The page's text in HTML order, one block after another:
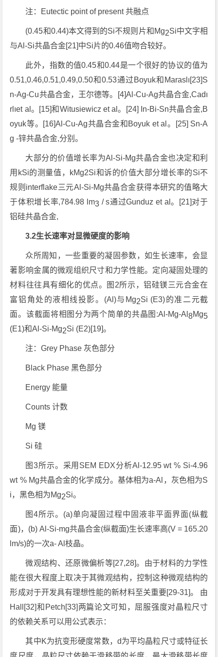
注：Eutectic point of present 共融点
(0.45和0.44)本文得到的Si不规则片和Mg2Si中文字相
与Al-Si共晶合金[21]中Si片的0.46值吻合较好。
此外，指数的值0.45和0.44是一个很好的协议的值为
0.51,0.46,0.51,0.49,0.50和0.53通过Boyuk和Maraslı[23]S
n-Ag-Cu共晶合金，王尔德等。[4]Al-Cu-Ag共晶合金,Cadı
rlıet al。[15]和Witusiewicz et al。[24] In-Bi-Sn共晶合金,B
oyuk等。[16]Al-Cu-Ag共晶合金和Boyuk et al。[25] Sn-A
g -锌共晶合金,分别。
大部分的价值增长率为Al-Si-Mg共晶合金也决定和利
用kSi的测量值，kMg2Si和诉的价值大部分增长率的Si不
规则interflake三元Al-Si-Mg共晶合金获得本研究的值略大
于体积增长率,784.98 lm3 / s通过Gunduz et al。[21]对于
铝硅共晶合金,
3.2生长速率对显微硬度的影响
众所周知，一些重要的凝固参数，如生长速率，会显
著影响金属的微观组织尺寸和力学性能。定向凝固处理的
材料往往具有细化的优点。图2所示，铝硅镁三元合金在
富铝角处的液相线投影。(Al)与Mg2Si (E3)的准二元截
面。该截面将相图分为两个简单的共晶图:Al-Mg-Al 8Mg5
(E1)和Al-Si-Mg2Si (E2)[19]。
注：Grey Phase 灰色部分
Black Phase 黑色部分
Energy 能量
Counts 计数
Mg 镁
Si 硅
图3所示。采用SEM EDX分析Al-12.95 wt % Si-4.96
wt % Mg共晶合金的化学成分。基体相为a-Al，灰色相为S
i，黑色相为Mg2Si。
图4所示。(a)单向凝固过程中固液非平面界面(纵截
面)，(b) Al-Si-mg共晶合金(纵截面)生长速率高(V = 165.20
lm/s)的一次a- Al枝晶。
微观结构、还原微偏析等[27,28]。由于材料的力学性
能在很大程度上取决于其微观结构，控制这种微观结构的
形成对于开发具有理想性能的新材料至关重要[29-31]。 由
Hall[32]和Petch[33]两篇论文可知，屈服强度对晶粒尺寸
的依赖关系可以用公式表示：
其中K为抗变形硬度常数，d为平均晶粒尺寸或特征长